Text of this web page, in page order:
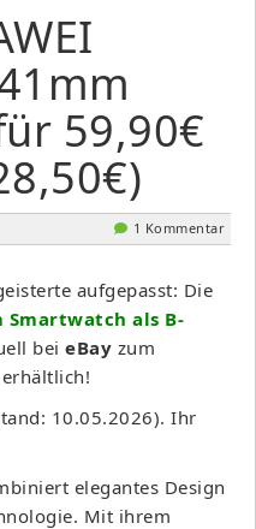
59,90€
1 Kommentar
aufgepasst: Die
Smartwatch als B-
bei eBay zum
10.05.2026). Ihr
elegantes Design
Mit ihrem